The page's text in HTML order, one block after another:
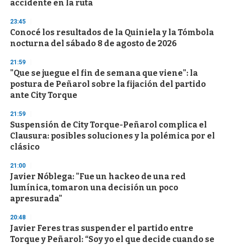
3
s
e
c
o
d
s
accidente en la ruta
23:45
Conocé los resultados de la Quiniela y la Tómbola
nocturna del sábado 8 de agosto de 2026
21:59
"Que se juegue el fin de semana que viene": la
postura de Peñarol sobre la fijación del partido
ante City Torque
21:59
Suspensión de City Torque-Peñarol complica el
Clausura: posibles soluciones y la polémica por el
clásico
21:00
Javier Nóblega: "Fue un hackeo de una red
lumínica, tomaron una decisión un poco
apresurada"
20:48
Javier Feres tras suspender el partido entre
Torque y Peñarol: “Soy yo el que decide cuando se